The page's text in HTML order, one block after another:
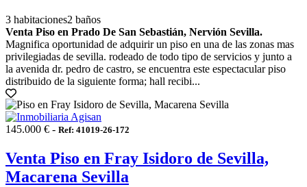
3 habitaciones2 baños
Venta Piso en Prado De San Sebastián, Nervión Sevilla.
Magnifica oportunidad de adquirir un piso en una de las zonas mas
privilegiadas de sevilla. rodeado de todo tipo de servicios y junto a
la avenida dr. pedro de castro, se encuentra este espectacular piso
distribuido de la siguiente forma; hall recibi...
145.000 € - Ref: 41019-26-172
Venta Piso en Fray Isidoro de Sevilla,
Macarena Sevilla